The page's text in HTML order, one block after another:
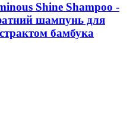
Shine Shampoo -
шампунь для
бамбука